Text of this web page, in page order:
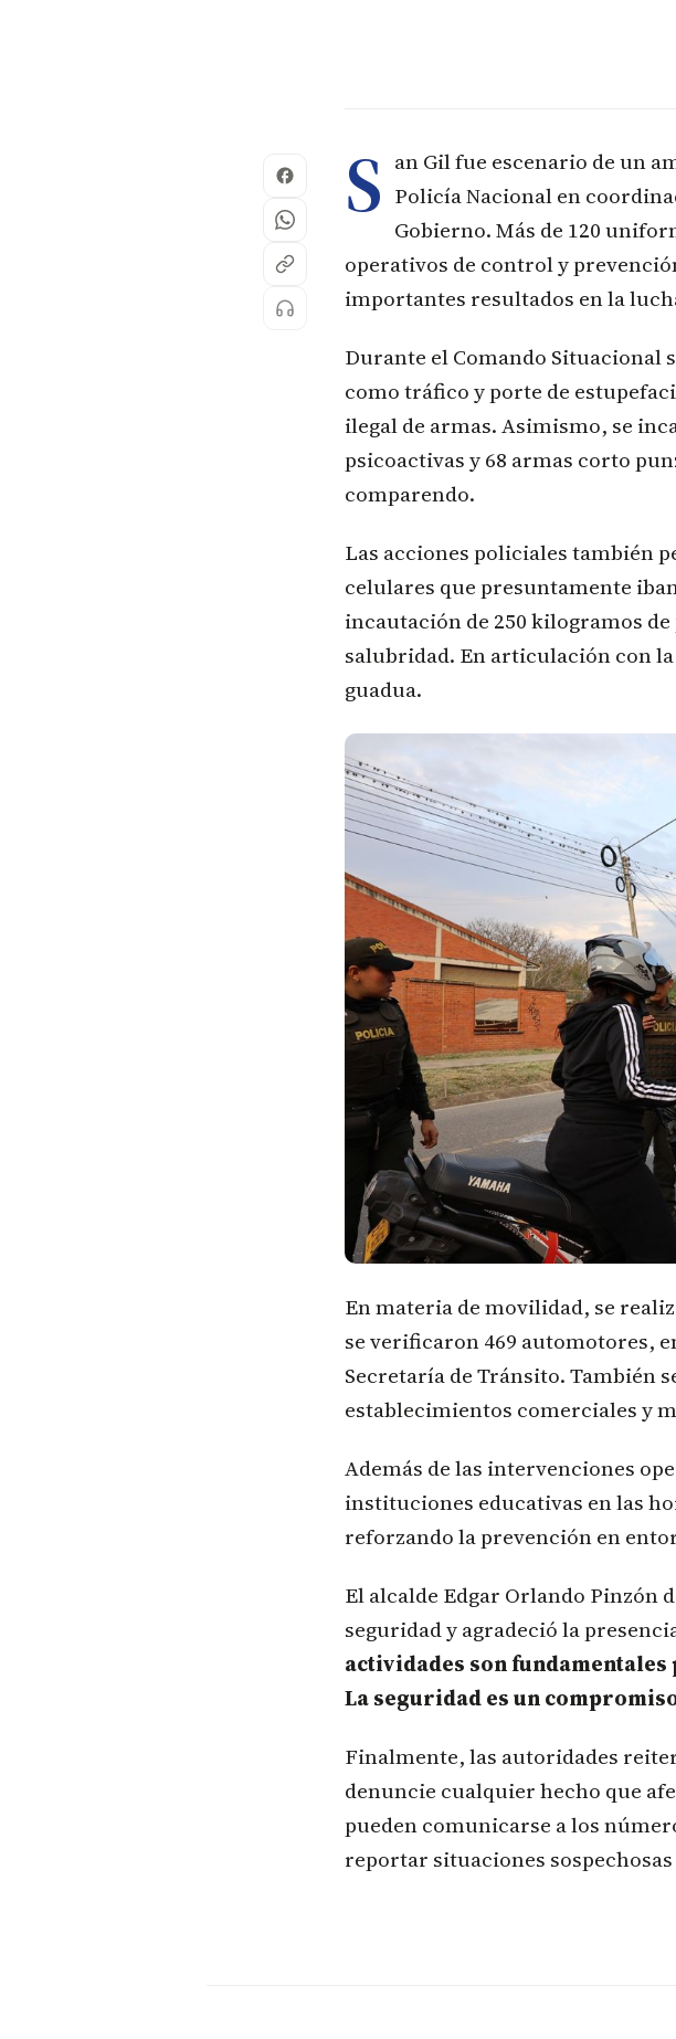
S an Gil fue escenario de un
Policía Nacional en
Gobierno. Más de 120
operativos de control y
importantes resultados en la
Durante el Comando Situacional
como tráfico y porte de
ilegal de armas. Asimismo, se
psicoactivas y 68 armas corto
comparendo.
Las acciones policiales también
celulares que presuntamente
incautación de 250 kilogramos
salubridad. En articulación con
guadua.
En materia de movilidad, se
se verificaron 469 automotores,
Secretaría de Tránsito. También
establecimientos comerciales y
Además de las intervenciones
instituciones educativas en las
reforzando la prevención en
El alcalde Edgar Orlando Pinzón
seguridad y agradeció la
actividades son
La seguridad es un
Finalmente, las autoridades
denuncie cualquier hecho que
pueden comunicarse a los
reportar situaciones